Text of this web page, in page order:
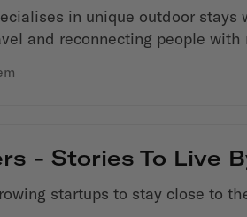
in unique outdoor stays
and reconnecting people with
- Stories To Live
startups to stay close to